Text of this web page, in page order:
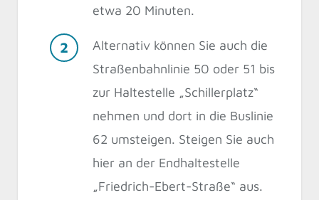
etwa 20 Minuten.
Alternativ können Sie auch die
Straßenbahnlinie 50 oder 51 bis
zur Haltestelle „Schillerplatz“
nehmen und dort in die Buslinie
62 umsteigen. Steigen Sie auch
hier an der Endhaltestelle
„Friedrich-Ebert-Straße“ aus.